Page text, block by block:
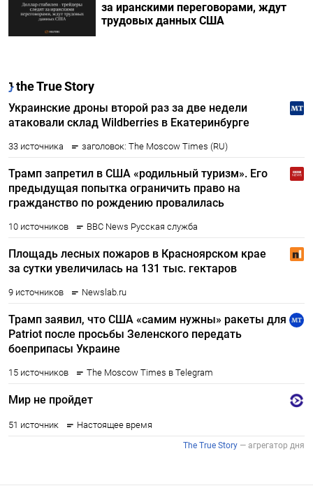
за иранскими переговорами, ждут
трудовых данных США